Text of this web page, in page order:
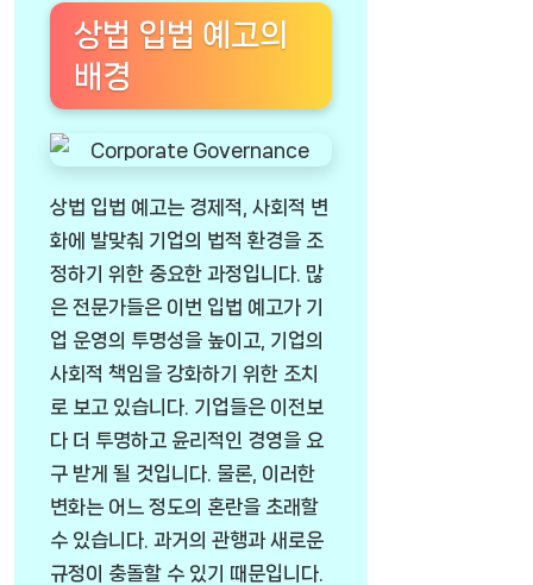
상법 입법 예고의
배경
상법 입법 예고는 경제적, 사회적 변
화에 발맞춰 기업의 법적 환경을 조
정하기 위한 중요한 과정입니다. 많
은 전문가들은 이번 입법 예고가 기
업 운영의 투명성을 높이고, 기업의
사회적 책임을 강화하기 위한 조치
로 보고 있습니다. 기업들은 이전보
다 더 투명하고 윤리적인 경영을 요
구 받게 될 것입니다. 물론, 이러한
변화는 어느 정도의 혼란을 초래할
수 있습니다. 과거의 관행과 새로운
규정이 충돌할 수 있기 때문입니다.